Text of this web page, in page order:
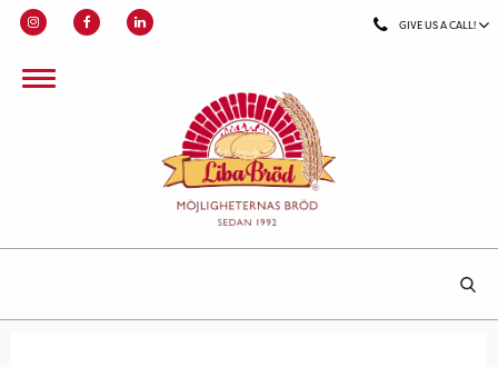
GIVE US A CALL!